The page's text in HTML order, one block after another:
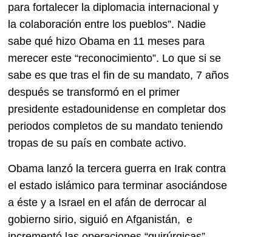
para fortalecer la diplomacia internacional y
la colaboración entre los pueblos”. Nadie
sabe qué hizo Obama en 11 meses para
merecer este “reconocimiento”. Lo que si se
sabe es que tras el fin de su mandato, 7 años
después se transformó en el primer
presidente estadounidense en completar dos
periodos completos de su mandato teniendo
tropas de su país en combate activo.
Obama lanzó la tercera guerra en Irak contra
el estado islámico para terminar asociándose
a éste y a Israel en el afán de derrocar al
gobierno sirio, siguió en Afganistán, e